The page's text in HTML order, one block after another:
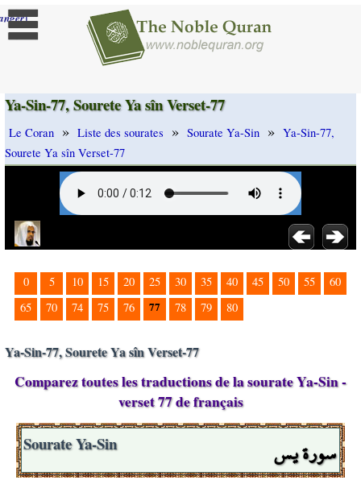
]
Ya-Sin-77, Sourete Ya sîn Verset-77
Le Coran » Liste des sourates » Sourate Ya-Sin » Ya-Sin-77,
Sourete Ya sîn Verset-77
0 5 10 15 20 25 30 35 40 45 50 55
60
65
70 74 75 76 77 78 79 80
Ya-Sin-77, Sourete Ya sîn Verset-77
Comparez toutes les traductions de la sourate Ya-Sin -
verset 77 de français
سورة يس Sourate Ya-Sin